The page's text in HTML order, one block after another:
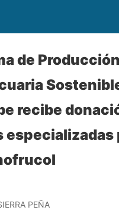
de Producción
recibe
especializadas
PEÑA